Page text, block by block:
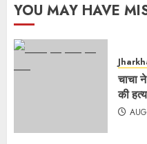
YOU MAY HAVE
चाचा
की